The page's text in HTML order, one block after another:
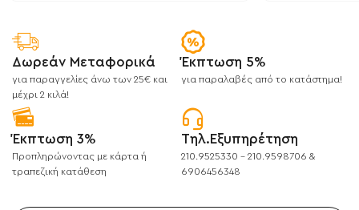
Δωρεάν Μεταφορικά
για παραγγελίες άνω των 25€ και
μέχρι 2 κιλά!
Έκπτωση 5%
για παραλαβές από το κατάστημα!
Έκπτωση 3%
Προπληρώνοντας με κάρτα ή
τραπεζική κατάθεση
Τηλ.Εξυπηρέτηση
210.9525330 - 210.9598706 &
6906456348